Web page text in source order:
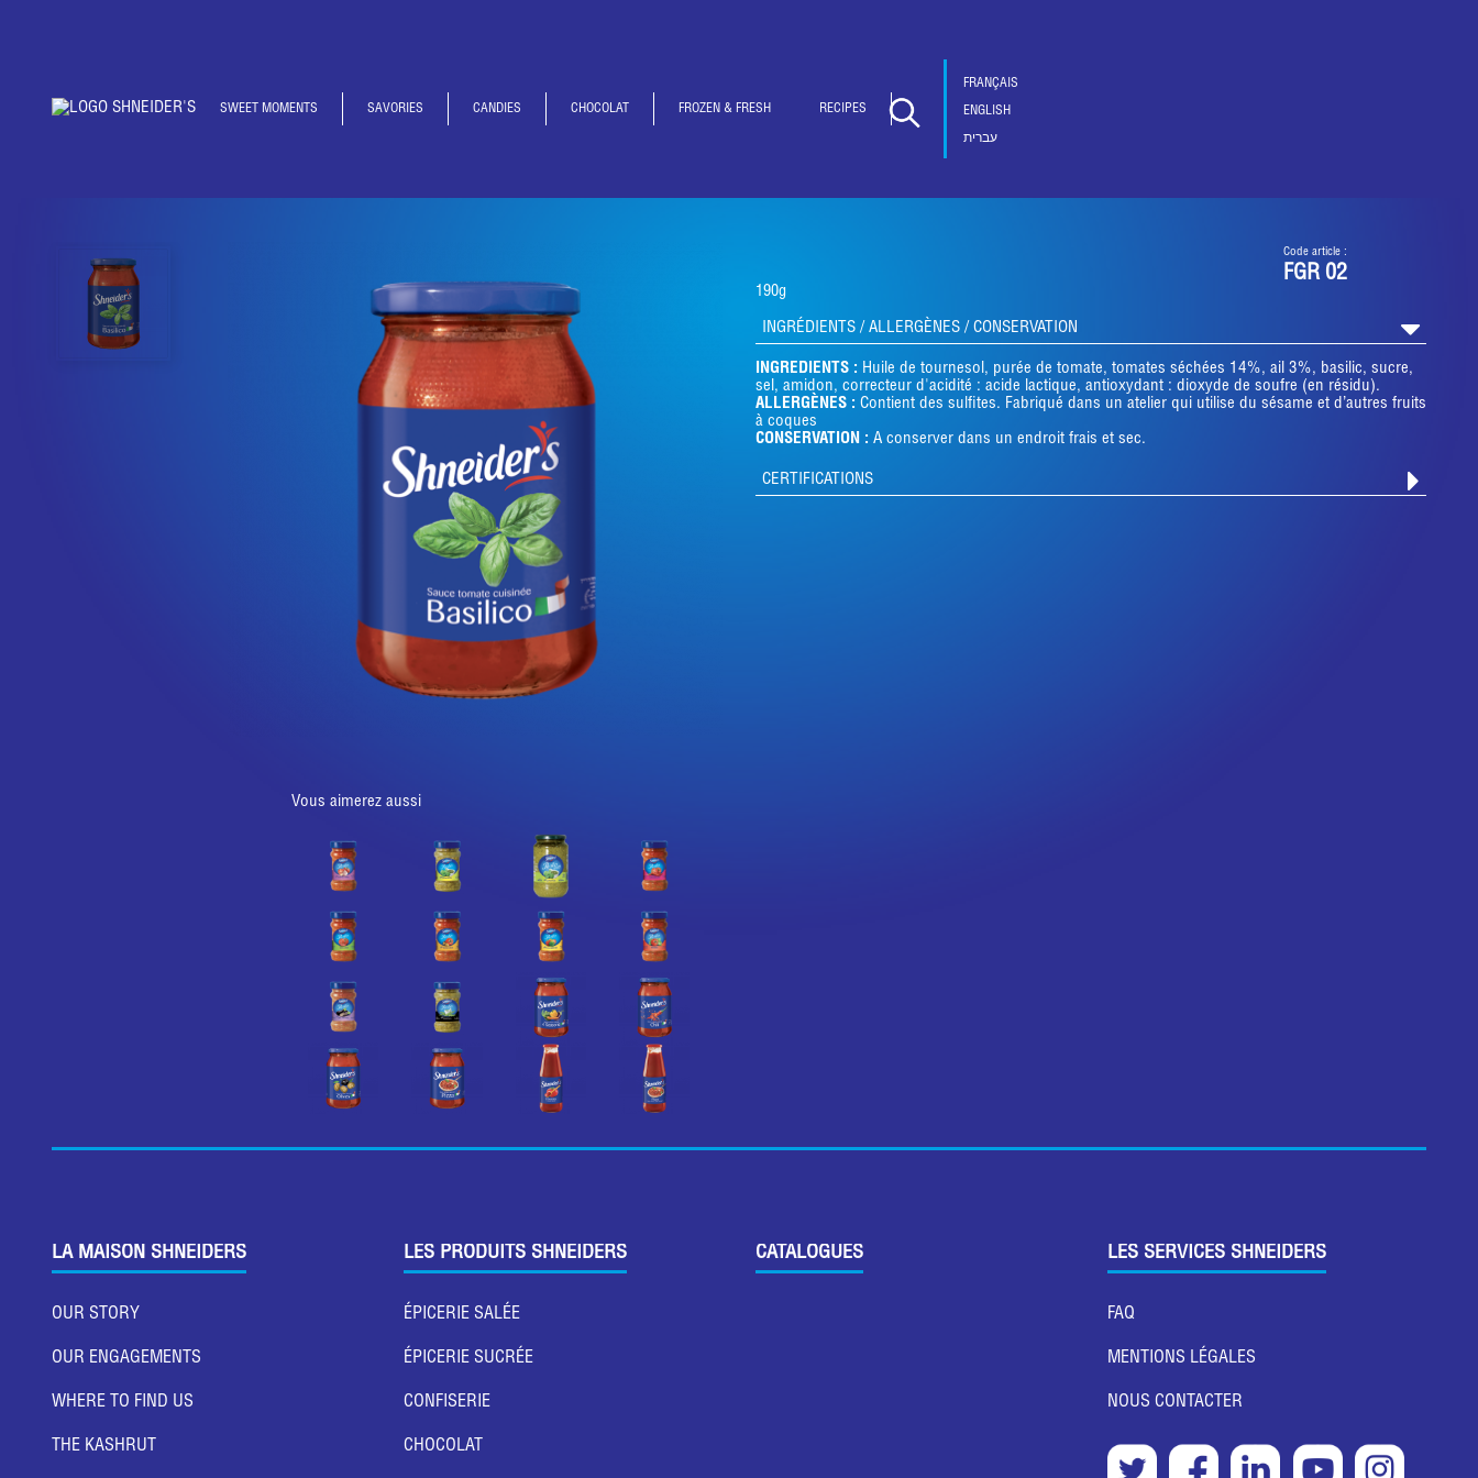
SWEET MOMENTS SAVORIES CANDIES CHOCOLAT FROZEN & FRESH RECIPES
FRANÇAIS
ENGLISH
עברית
Vous aimerez aussi
190g
Code article :
FGR 02
INGRÉDIENTS / ALLERGÈNES / CONSERVATION
INGREDIENTS : Huile de tournesol, purée de tomate, tomates séchées 14%, ail 3%, basilic, sucre,
sel, amidon, correcteur d'acidité : acide lactique, antioxydant : dioxyde de soufre (en résidu).
ALLERGÈNES : Contient des sulfites. Fabriqué dans un atelier qui utilise du sésame et d’autres fruits
à coques
CONSERVATION : A conserver dans un endroit frais et sec.
CERTIFICATIONS
LA MAISON SHNEIDERS
OUR STORY
OUR ENGAGEMENTS
WHERE TO FIND US
THE KASHRUT
LES PRODUITS SHNEIDERS
ÉPICERIE SALÉE
ÉPICERIE SUCRÉE
CONFISERIE
CHOCOLAT
CATALOGUES LES SERVICES SHNEIDERS
FAQ
MENTIONS LÉGALES
NOUS CONTACTER